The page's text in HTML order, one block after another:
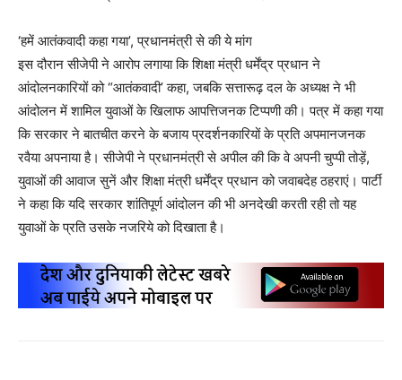
‘हमें आतंकवादी कहा गया’, प्रधानमंत्री से की ये मांग
इस दौरान सीजेपी ने आरोप लगाया कि शिक्षा मंत्री धर्मेंद्र प्रधान ने
आंदोलनकारियों को “आतंकवादी’ कहा, जबकि सत्तारूढ़ दल के अध्यक्ष ने भी
आंदोलन में शामिल युवाओं के खिलाफ आपत्तिजनक टिप्पणी की। पत्र में कहा गया
कि सरकार ने बातचीत करने के बजाय प्रदर्शनकारियों के प्रति अपमानजनक
रवैया अपनाया है। सीजेपी ने प्रधानमंत्री से अपील की कि वे अपनी चुप्पी तोड़ें,
युवाओं की आवाज सुनें और शिक्षा मंत्री धर्मेंद्र प्रधान को जवाबदेह ठहराएं। पार्टी
ने कहा कि यदि सरकार शांतिपूर्ण आंदोलन की भी अनदेखी करती रही तो यह
युवाओं के प्रति उसके नजरिये को दिखाता है।